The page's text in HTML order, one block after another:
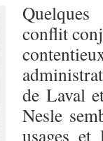
conflit
de Laval
Nesle
usages et